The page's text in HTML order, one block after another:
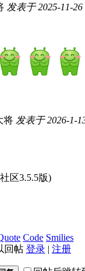
发表于 2025-11-26
将 发表于 2026-1-
区3.5.5版)
Code Smilies
回帖 登录 | 注册